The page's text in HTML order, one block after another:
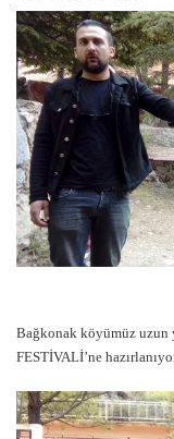
Bağkonak köyümüz uzun
FESTİVALİ’ne